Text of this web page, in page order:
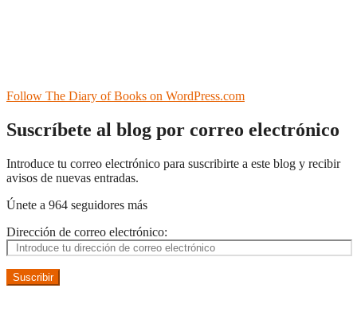
Follow The Diary of Books on WordPress.com
Suscríbete al blog por correo electrónico
Introduce tu correo electrónico para suscribirte a este blog y recibir
avisos de nuevas entradas.
Únete a 964 seguidores más
Dirección de correo electrónico:
Suscribir